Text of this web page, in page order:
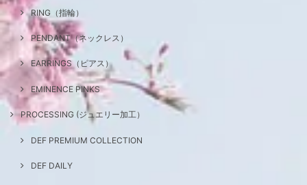
RING（指輪）
PENDANT（ネックレス）
EARRINGS（ピアス）
EMINENCE PINKS
PROCESSING (ジュエリー加工）
DEF PREMIUM COLLECTION
DEF DAILY